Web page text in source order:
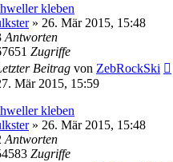
kleben
» 26. Mär 2015, 15:48
Antworten
Zugriffe
Beitrag von ZebRockSki
Mär 2015, 15:59
kleben
» 26. Mär 2015, 15:48
Antworten
Zugriffe